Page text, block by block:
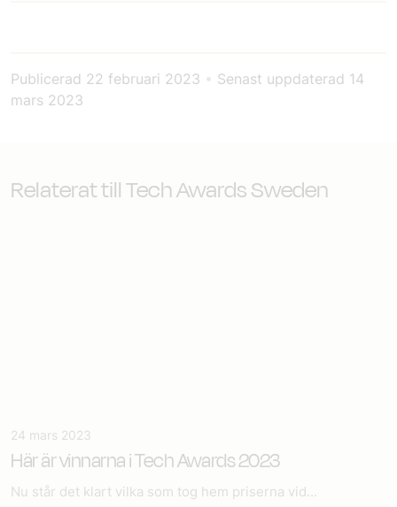
Publicerad 22 februari 2023 • Senast uppdaterad 14
mars 2023
Relaterat till Tech Awards Sweden
24 mars 2023
Här är vinnarna i Tech Awards 2023
Nu står det klart vilka som tog hem priserna vid...